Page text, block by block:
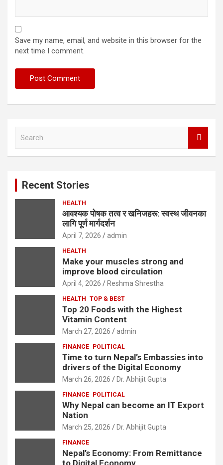
Save my name, email, and website in this browser for the
next time I comment.
Recent Stories
HEALTH
आवश्यक पोषक तत्व र खनिजहरू: स्वस्थ जीवनका
लागि पूर्ण मार्गदर्शन
April 7, 2026 admin
HEALTH
Make your muscles strong and
improve blood circulation
April 4, 2026 Reshma Shrestha
HEALTH TOP & BEST
Top 20 Foods with the Highest
Vitamin Content
March 27, 2026 admin
FINANCE POLITICAL
Time to turn Nepal’s Embassies into
drivers of the Digital Economy
March 26, 2026 Dr. Abhijit Gupta
FINANCE POLITICAL
Why Nepal can become an IT Export
Nation
March 25, 2026 Dr. Abhijit Gupta
FINANCE
Nepal’s Economy: From Remittance
to Digital Economy